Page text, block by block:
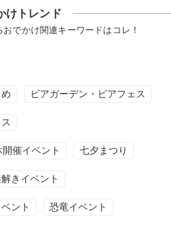
けトレンド
でかけ関連キーワードはコレ！
ビアガーデン・ビアフェス
催イベント 七夕まつり
きイベント
ント 恐竜イベント